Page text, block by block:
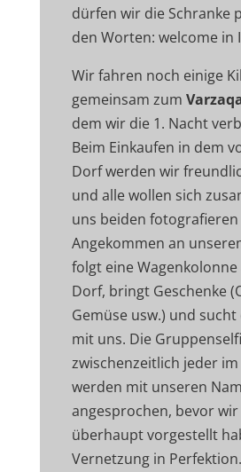
dürfen wir die Schranke
den Worten: welcome in
Wir fahren noch einige
gemeinsam zum
dem wir die 1. Nacht
Beim Einkaufen in dem
Dorf werden wir
und alle wollen sich
uns beiden fotografieren
Angekommen an
folgt eine Wagenkolonne
Dorf, bringt Geschenke
Gemüse usw.) und
mit uns. Die
zwischenzeitlich jeder
werden mit unseren
angesprochen, bevor wir
überhaupt vorgestellt
Vernetzung in